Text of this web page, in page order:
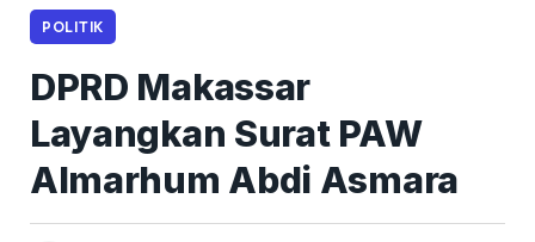
POLITIK
DPRD Makassar
Layangkan Surat PAW
Almarhum Abdi Asmara